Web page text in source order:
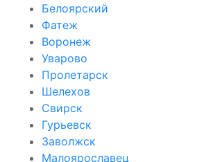
Белоярский
Фатеж
Воронеж
Уварово
Пролетарск
Шелехов
Свирск
Гурьевск
Заволжск
Малоярославец